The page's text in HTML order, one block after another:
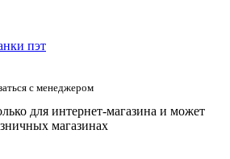
пэт
для интернет-магазина и может
магазинах